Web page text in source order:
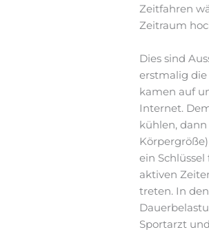
Zeitfahren
Zeitraum
Dies sind
erstmalig die
kamen auf
Internet.
kühlen,
ein
aktiven
treten. In
Sportarzt